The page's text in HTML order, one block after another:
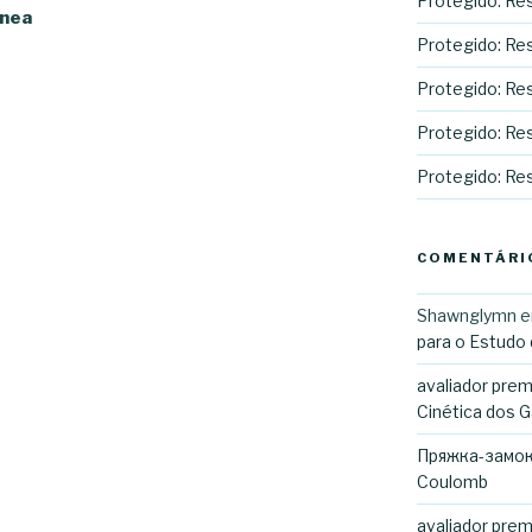
Protegido:
Protegido:
Protegido:
Protegido:
Shawnglymn
para o Estudo
avaliador
Cinética dos
Пряжка-
Coulomb
avaliador